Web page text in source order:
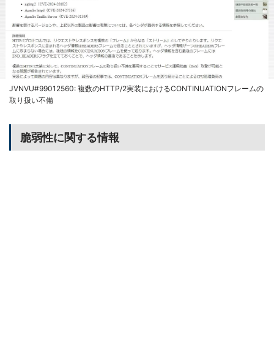
JVNVU#99012560: 複数のHTTP/2実装におけるCONTINUATIONフレームの
取り扱い不備
脆弱性に関する情報